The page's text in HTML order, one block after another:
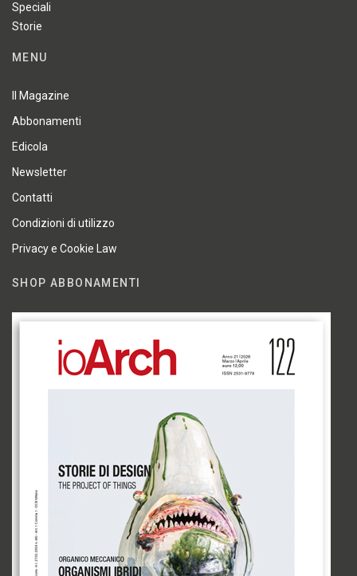
Speciali
Storie
MENU
Il Magazine
Abbonamenti
Edicola
Newsletter
Contatti
Condizioni di utilizzo
Privacy e Cookie Law
SHOP ABBONAMENTI